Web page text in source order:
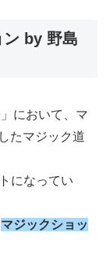
ン by 野島
において、マ
たマジック道
になってい
マジックショッ